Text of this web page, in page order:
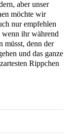
aber unser
möch­te wir
nur emp­feh­len
wenn ihr wäh­rend
müsst, denn der
und das gan­ze
Ripp­chen